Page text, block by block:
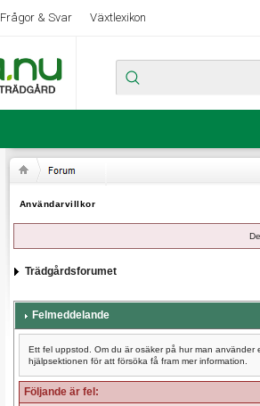
Frågor & Svar Växtlexikon
Användarvillkor
Trädgårdsforumet
Felmeddelande
Ett fel uppstod. Om du är osäker på hur man
hjälpsektionen för att försöka få fram mer information.
Följande är fel: